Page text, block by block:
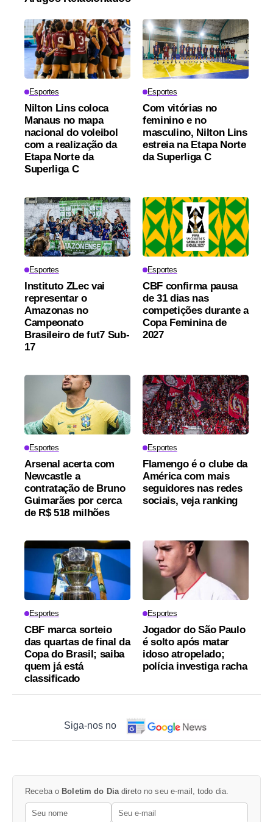
Esportes
Nilton Lins coloca
Manaus no mapa
nacional do voleibol
com a realização da
Etapa Norte da
Superliga C
Esportes
Com vitórias no
feminino e no
masculino, Nilton Lins
estreia na Etapa Norte
da Superliga C
Esportes
Instituto ZLec vai
representar o
Amazonas no
Campeonato
Brasileiro de fut7 Sub-
17
Esportes
CBF confirma pausa
de 31 dias nas
competições durante a
Copa Feminina de
2027
Esportes
Arsenal acerta com
Newcastle a
contratação de Bruno
Guimarães por cerca
de R$ 518 milhões
Esportes
Flamengo é o clube da
América com mais
seguidores nas redes
sociais, veja ranking
Esportes
CBF marca sorteio
das quartas de final da
Copa do Brasil; saiba
quem já está
classificado
Esportes
Jogador do São Paulo
é solto após matar
idoso atropelado;
polícia investiga racha
Siga-nos no
Receba o Boletim do Dia direto no seu e-mail, todo dia.